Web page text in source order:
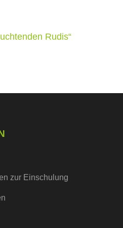
Rudis“
zur Einschulung